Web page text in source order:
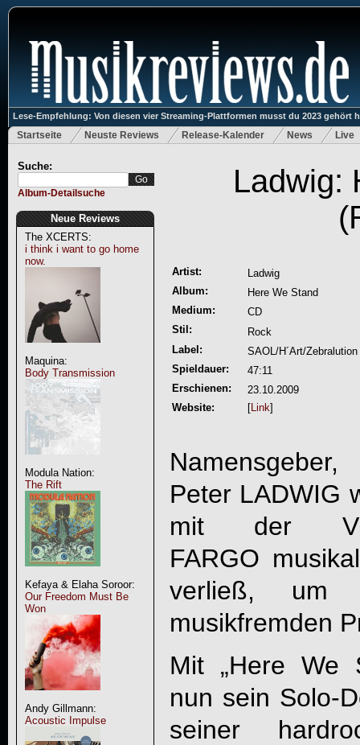
Lese-Empfehlung: Von diesen vier Streaming-Plattformen musst du 2023 gehört
Startseite Neuste Reviews Release-Kalender News Live
Suche:
Album-Detailsuche
Neue Reviews
The XCERTS:
i think i want to go home
now.
Maquina:
Body Transmission
Modula Nation:
The Rift
Kefaya & Elaha Soroor:
Our Freedom Must Be
Won
Andy Gillmann:
Acoustic Impulse
Ladwig:
Artist:
Ladwig
Album:
Here We Stand
Medium:
CD
Stil:
Rock
Label:
SAOL/H´Art/Zebralution
Spieldauer:
47:11
Erschienen:
23.10.2009
Website:
[Link]
Peter LADWIG
mit der
FARGO
verließ, um
musikfremden
Mit „Here We
nun sein Solo-
seiner